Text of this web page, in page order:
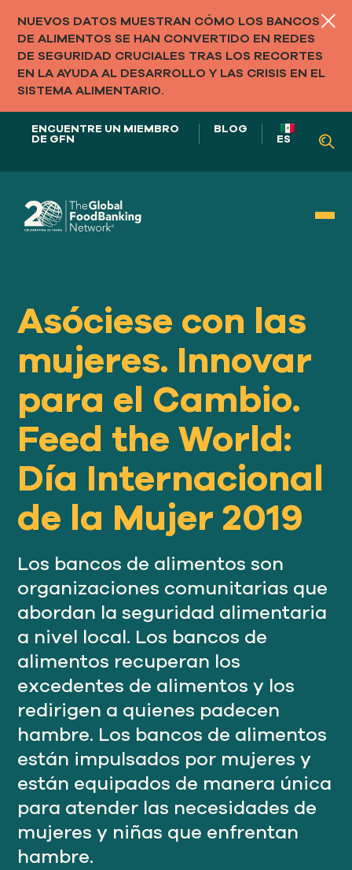
NUEVOS DATOS MUESTRAN CÓMO LOS BANCOS
DE ALIMENTOS SE HAN CONVERTIDO EN REDES
DE SEGURIDAD CRUCIALES TRAS LOS RECORTES
EN LA AYUDA AL DESARROLLO Y LAS CRISIS EN EL
SISTEMA ALIMENTARIO.
ENCUENTRE UN MIEMBRO
DE GFN
BLOG
ES
Nuestro
ENFOQUE
Nuestro
IMPACTO
ACERCA
DE GFN
APOYE
NUESTRA MISIÓN
DONACIONES
Asóciese con las
mujeres. Innovar
para el Cambio.
Feed the World:
Día Internacional
de la Mujer 2019
Los bancos de alimentos son
organizaciones comunitarias que
abordan la seguridad alimentaria
a nivel local. Los bancos de
alimentos recuperan los
excedentes de alimentos y los
redirigen a quienes padecen
hambre. Los bancos de alimentos
están impulsados por mujeres y
están equipados de manera única
para atender las necesidades de
mujeres y niñas que enfrentan
hambre.